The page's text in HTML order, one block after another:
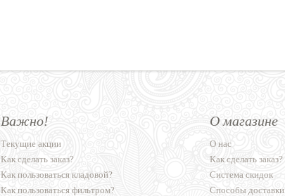
Важно!
Текущие акции
Как сделать заказ?
Как пользоваться кладовой?
Как пользоваться фильтром?
О магазине
О нас
Как сделать заказ?
Система скидок
Способы доставки